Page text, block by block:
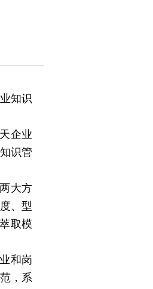
知识
企业
识管
大方
、型
取模
和岗
，系